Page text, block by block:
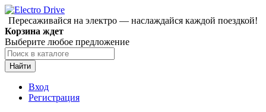
Пересаживайся на электро — наслаждайся каждой поездкой!
Корзина ждет
Выберите любое предложение
Найти
Вход
Регистрация